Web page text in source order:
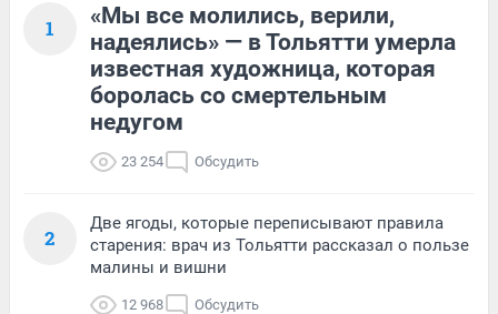
1
«Мы все молились, верили,
надеялись» — в Тольятти умерла
известная художница, которая
боролась со смертельным
недугом
23 254 Обсудить
2
Две ягоды, которые переписывают правила
старения: врач из Тольятти рассказал о пользе
малины и вишни
12 968 Обсудить